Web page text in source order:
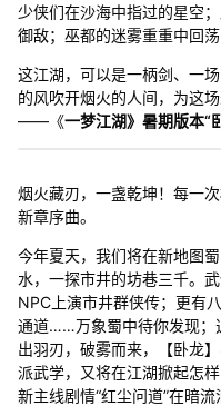
少侠们在沙海中指过的星空
御敌；巫都的迷雾重重中回
这江湖，可以是一柄剑、一
的风吹开烟火的人间，为这
——《一梦江湖》暑期版本“
烟火藏刃，一盏乾坤！每一
新章序曲。
今年夏天，我们将在新地图
水，一探市井的坊巷三千。
NPC上演市井群侠传；更有
通道……万象蜀中待你发现；
出羽刃，破雾而来，【卧龙
派武学，又将在江湖掀起怎
新主线剧情“红尘问道”在暗